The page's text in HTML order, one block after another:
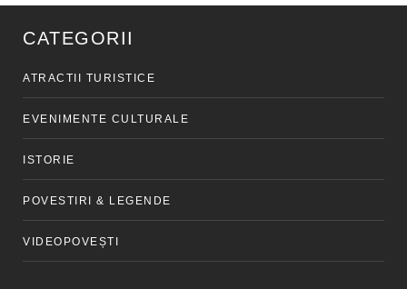
CATEGORII
ATRACTII TURISTICE
EVENIMENTE CULTURALE
ISTORIE
POVESTIRI & LEGENDE
VIDEOPOVEȘTI